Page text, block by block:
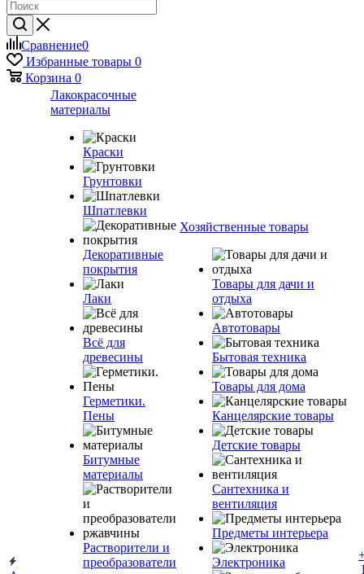
Сравнение0
Избранные товары 0
Корзина 0
Лакокрасочные
материалы
Краски
Грунтовки
Шпатлевки
Декоративные
покрытия
Лаки
Всё для
древесины
Герметики.
Пены
Битумные
материалы
Растворители и
преобразователи
Хозяйственные товары
Товары для дачи и
отдыха
Автотовары
Бытовая техника
Товары для дома
Канцелярские товары
Детские товары
Сантехника и
вентиляция
Предметы интерьера
Электроника